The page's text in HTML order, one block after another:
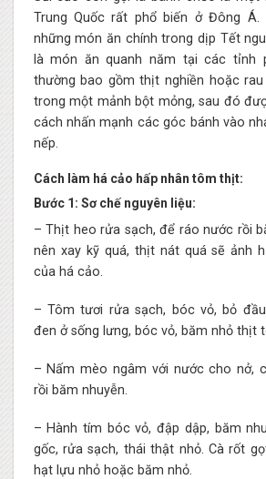
Trung Quốc rất phổ biến ở Đông
những món ăn chính trong dịp Tết
là món ăn quanh năm tại các tỉnh
thường bao gồm thịt nghiền hoặc
trong một mảnh bột mỏng, sau đó
cách nhấn mạnh các góc bánh vào
nếp.
Cách làm há cảo hấp nhân tôm thịt:
Bước 1: Sơ chế nguyên liệu:
– Thịt heo rửa sạch, để ráo nước rồi
nên xay kỹ quá, thịt nát quá sẽ ảnh
của há cảo.
– Tôm tươi rửa sạch, bóc vỏ, bỏ
đen ở sống lưng, bóc vỏ, băm nhỏ thịt
– Nấm mèo ngâm với nước cho nở,
rồi băm nhuyễn.
– Hành tím bóc vỏ, đập dập, băm
gốc, rửa sạch, thái thật nhỏ. Cà rốt
hạt lựu nhỏ hoặc băm nhỏ.